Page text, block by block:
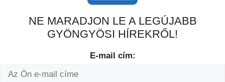
NE MARADJON LE A LEGÚJABB
GYÖNGYÖSI HÍREKRŐL!
E-mail cím: